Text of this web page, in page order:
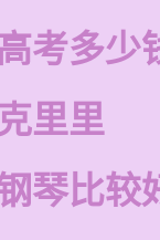
考多少
里里
琴比较